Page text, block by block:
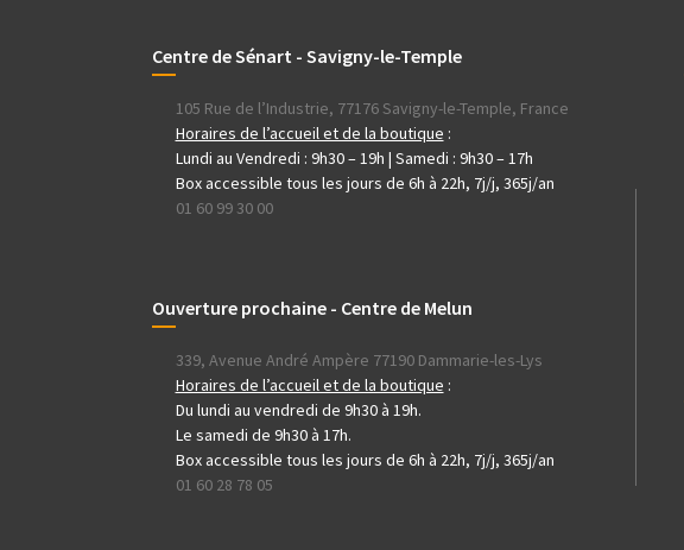
Centre de Sénart - Savigny-le-Temple
105 Rue de l’Industrie, 77176 Savigny-le-Temple, France
Horaires de l’accueil et de la boutique :
Lundi au Vendredi : 9h30 – 19h | Samedi : 9h30 – 17h
Box accessible tous les jours de 6h à 22h, 7j/j, 365j/an
01 60 99 30 00
Ouverture prochaine - Centre de Melun
339, Avenue André Ampère 77190 Dammarie-les-Lys
Horaires de l’accueil et de la boutique :
Du lundi au vendredi de 9h30 à 19h.
Le samedi de 9h30 à 17h.
Box accessible tous les jours de 6h à 22h, 7j/j, 365j/an
01 60 28 78 05